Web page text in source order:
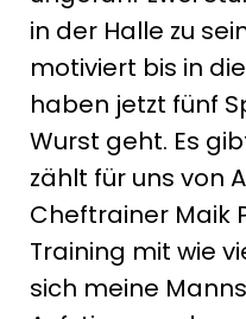
in der Halle zu
motiviert bis in
haben jetzt fünf
Wurst geht. Es
zählt für uns von
Cheftrainer Maik
Training mit wie
sich meine